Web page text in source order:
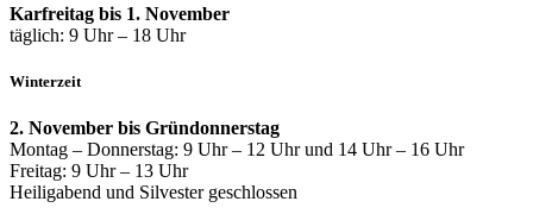
Karfreitag bis 1. November
täglich: 9 Uhr – 18 Uhr
Winterzeit
2. November bis Gründonnerstag
Montag – Donnerstag: 9 Uhr – 12 Uhr und 14 Uhr – 16 Uhr
Freitag: 9 Uhr – 13 Uhr
Heiligabend und Silvester geschlossen